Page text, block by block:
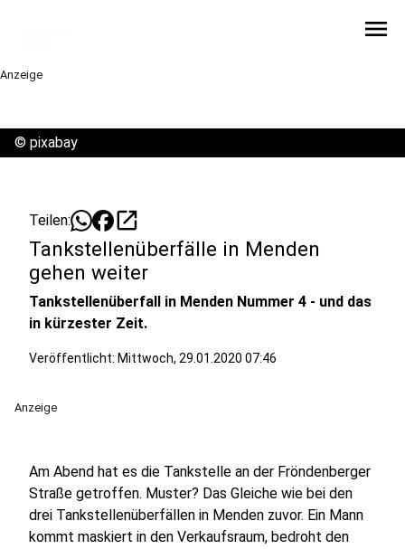
menu
Anzeige
© pixabay
Teilen: open_in_new
Tankstellenüberfälle in Menden
gehen weiter
Tankstellenüberfall in Menden Nummer 4 - und das
in kürzester Zeit.
Veröffentlicht: Mittwoch, 29.01.2020 07:46
Anzeige
Am Abend hat es die Tankstelle an der Fröndenberger
Straße getroffen. Muster? Das Gleiche wie bei den
drei Tankstellenüberfällen in Menden zuvor. Ein Mann
kommt maskiert in den Verkaufsraum, bedroht den